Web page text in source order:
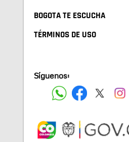
BOGOTA TE ESCUCHA
TÉRMINOS DE USO
Síguenos: